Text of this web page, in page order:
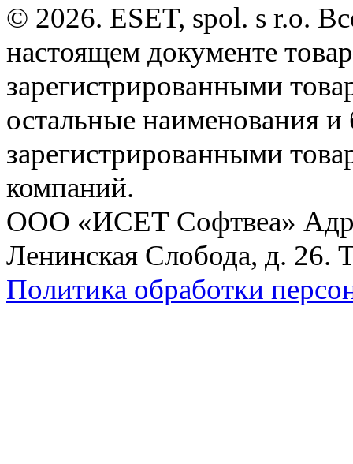
© 2026. ESET, spol. s r.o.
настоящем документе
зарегистрированными
остальные наименования
зарегистрированными
компаний.
ООО «ИСЕТ Софтвеа»
Ленинская Слобода, д. 26.
Политика обработки